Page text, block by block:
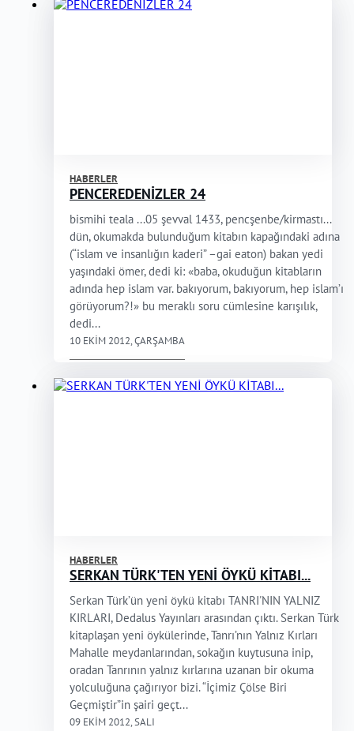
HABERLER
PENCEREDENİZLER 24
bismihi teala ...05 şevval 1433, pencşenbe/kirmastı...
dün, okumakda bulunduğum kitabın kapağındaki adına
(“islam ve insanlığın kaderi” –gai eaton) bakan yedi
yaşındaki ömer, dedi ki: «baba, okuduğun kitabların
adında hep islam var. bakıyorum, bakıyorum, hep islam’ı
görüyorum?!» bu meraklı soru cümlesine karışılık,
dedi...
10 EKIM 2012, ÇARŞAMBA
HABERLER
SERKAN TÜRK'TEN YENİ ÖYKÜ KİTABI...
Serkan Türk’ün yeni öykü kitabı TANRI'NIN YALNIZ
KIRLARI, Dedalus Yayınları arasından çıktı. Serkan Türk
kitaplaşan yeni öykülerinde, Tanrı’nın Yalnız Kırları
Mahalle meydanlarından, sokağın kuytusuna inip,
oradan Tanrının yalnız kırlarına uzanan bir okuma
yolculuğuna çağırıyor bizi. “İçimiz Çölse Biri
Geçmiştir”in şairi geçt...
09 EKIM 2012, SALI